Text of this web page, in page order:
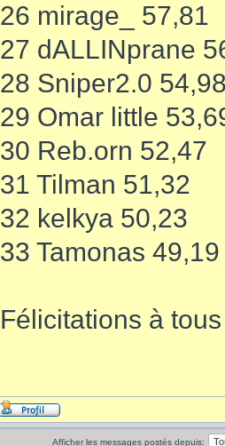
26 mirage_ 57,81
27 dALLINprane
28 Sniper2.0
29 Omar little
30 Reb.orn 52,47
31 Tilman 51,32
32 kelkya 50,23
33 Tamonas 49,19
Félicitations à
Afficher les messages postés depuis: